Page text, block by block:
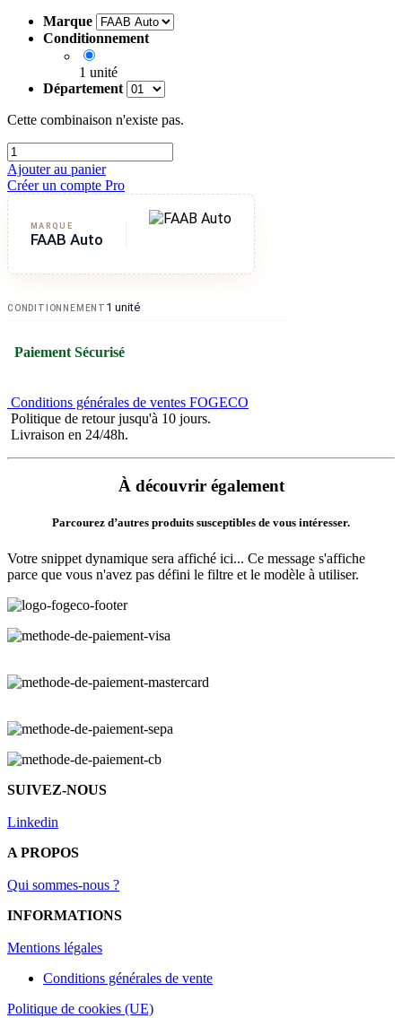
Marque
Conditionnement
1 unité
Département
Cette combinaison n'existe pas.
Ajouter au panier
Créer un compte Pro
MARQUE
FAAB Auto
CONDITIONNEMENT 1 unité
Paiement Sécurisé
Conditions générales de ventes FOGECO
Politique de retour jusqu'à 10 jours.
Livraison en 24/48h.
À découvrir également
Parcourez d’autres produits susceptibles de vous intéresser.
Votre snippet dynamique sera affiché ici... Ce message s'affiche
parce que vous n'avez pas défini le filtre et le modèle à utiliser.
SUIVEZ-NOUS
Linkedin
A PROPOS
Qui sommes-nous ?
INFORMATIONS
Mentions légales
Conditions générales de vente
Politique de cookies (UE)